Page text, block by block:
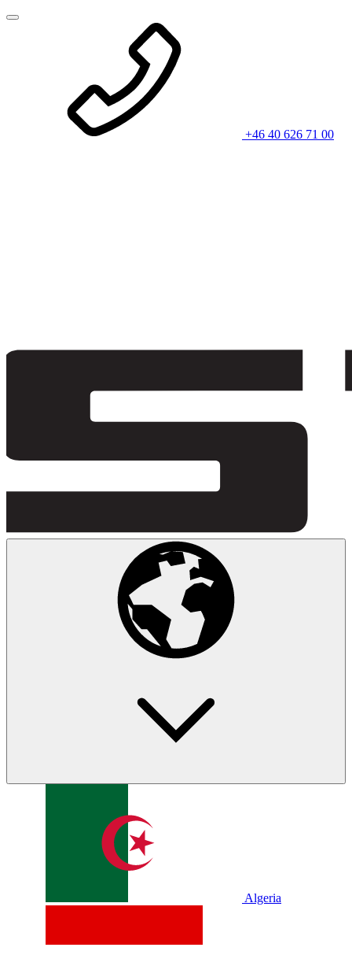
+46 40 626 71 00
Algeria